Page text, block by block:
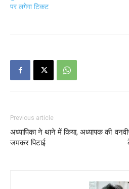
पर लगेगा टिकट
Previous article
अध्यापिका ने थाने में किया, अध्यापक की
जमकर पिटाई